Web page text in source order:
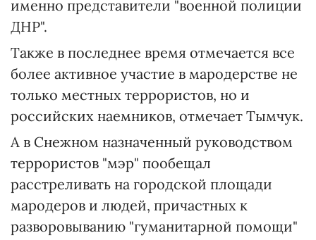
именно представители "военной полиции
ДНР".
Также в последнее время отмечается все
более активное участие в мародерстве не
только местных террористов, но и
российских наемников, отмечает Тымчук.
А в Снежном назначенный руководством
террористов "мэр" пообещал
расстреливать на городской площади
мародеров и людей, причастных к
разворовыванию "гуманитарной помощи"